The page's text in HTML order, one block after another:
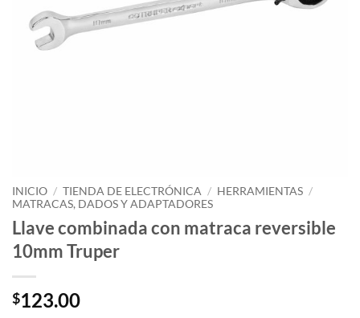
INICIO / TIENDA DE ELECTRÓNICA / HERRAMIENTAS /
MATRACAS, DADOS Y ADAPTADORES
Llave combinada con matraca reversible
10mm Truper
$123.00